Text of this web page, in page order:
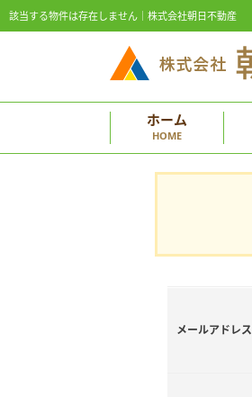
該当する物件は存在しません｜株式会社朝日不動産
ホーム
HOME
メールアドレス